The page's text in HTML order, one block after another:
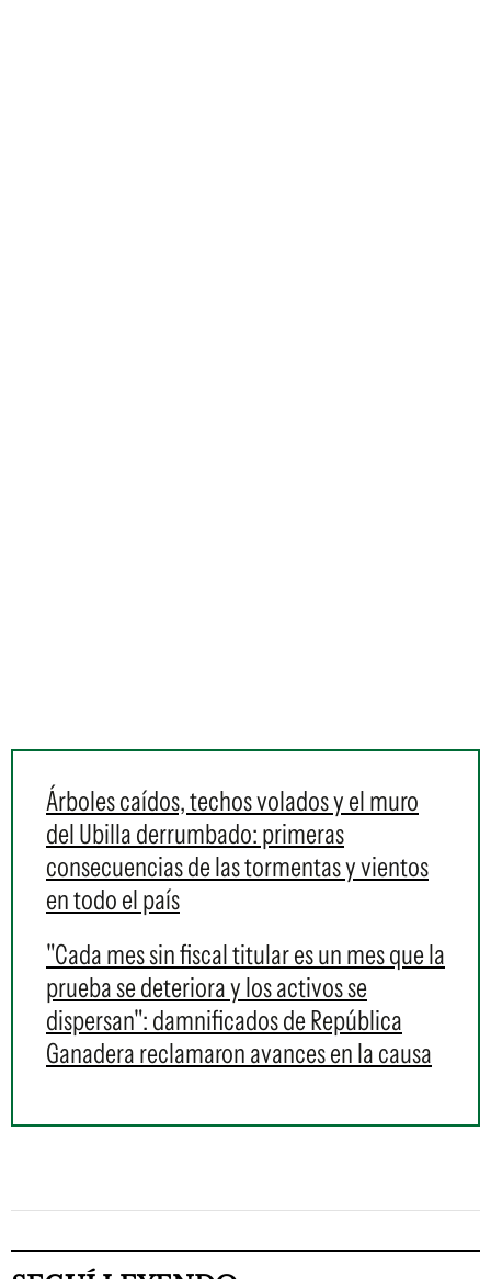
Árboles caídos, techos volados y el muro
del Ubilla derrumbado: primeras
consecuencias de las tormentas y vientos
en todo el país
"Cada mes sin fiscal titular es un mes que la
prueba se deteriora y los activos se
dispersan": damnificados de República
Ganadera reclamaron avances en la causa